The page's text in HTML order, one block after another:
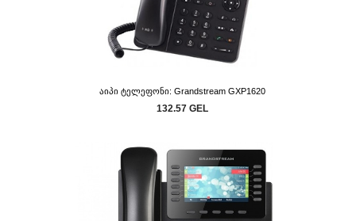
Აიპი Ტელეფონი: Grandstream GXP1620
132.57 GEL